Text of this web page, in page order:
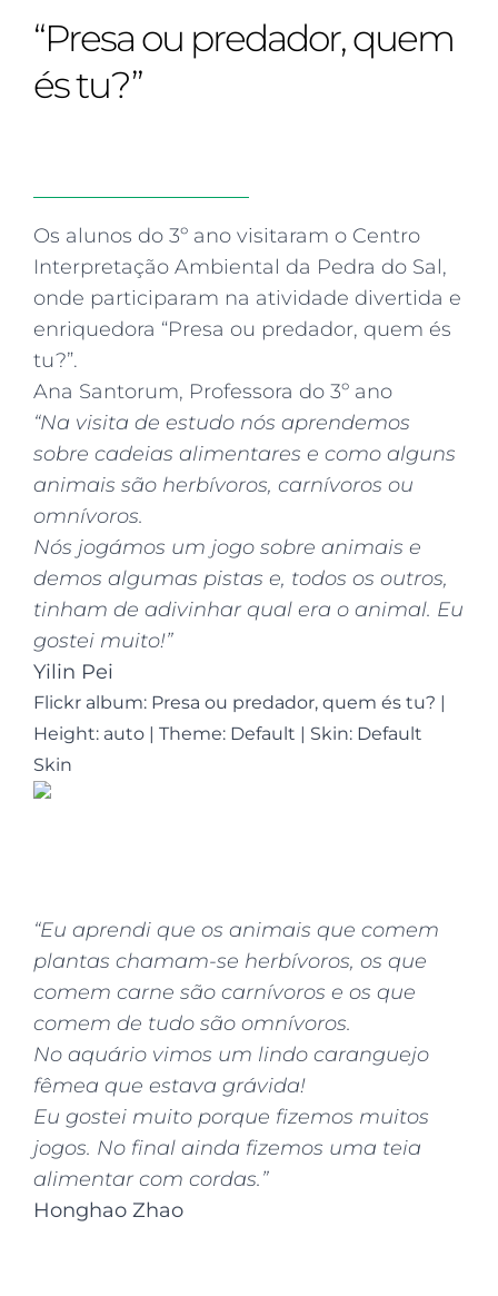
Join our team
Term dates
The Arts
Transport
Life in the Prep School
Clubs & societies
Wellbeing & support
Overview
Curriculum
IB Diploma & CP
Bilingual
Wellbeing & support
Trabalho interdisciplinar
“Presa ou predador, quem
és tu?”
Os alunos do 3º ano visitaram o Centro
Interpretação Ambiental da Pedra do Sal,
onde participaram na atividade divertida e
enriquedora “Presa ou predador, quem és
tu?”.
Ana Santorum, Professora do 3º ano
“Na visita de estudo nós aprendemos
sobre cadeias alimentares e como alguns
animais são herbívoros, carnívoros ou
omnívoros.
Nós jogámos um jogo sobre animais e
demos algumas pistas e, todos os outros,
tinham de adivinhar qual era o animal. Eu
gostei muito!”
Yilin Pei
Flickr album: Presa ou predador, quem és tu? |
Height: auto | Theme: Default | Skin: Default
Skin
“Eu aprendi que os animais que comem
plantas chamam-se herbívoros, os que
comem carne são carnívoros e os que
comem de tudo são omnívoros.
No aquário vimos um lindo caranguejo
fêmea que estava grávida!
Eu gostei muito porque fizemos muitos
jogos. No final ainda fizemos uma teia
alimentar com cordas.”
Honghao Zhao